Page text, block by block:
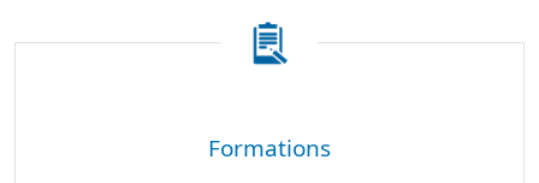
Formations